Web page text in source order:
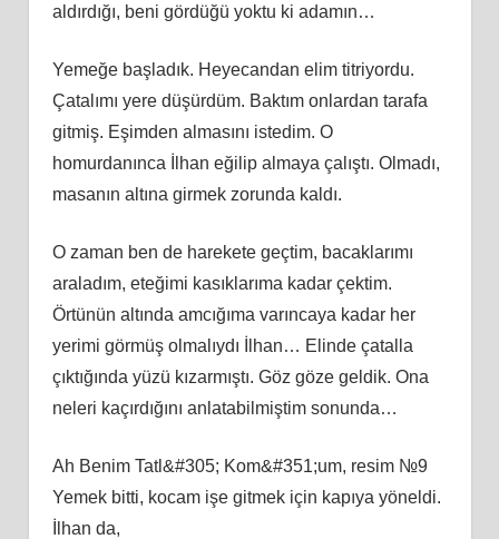
aldırdığı, beni gördüğü yoktu ki adamın…
Yemeğe başladık. Heyecandan elim titriyordu.
Çatalımı yere düşürdüm. Baktım onlardan tarafa
gitmiş. Eşimden almasını istedim. O
homurdanınca İlhan eğilip almaya çalıştı. Olmadı,
masanın altına girmek zorunda kaldı.
O zaman ben de harekete geçtim, bacaklarımı
araladım, eteğimi kasıklarıma kadar çektim.
Örtünün altında amcığıma varıncaya kadar her
yerimi görmüş olmalıydı İlhan… Elinde çatalla
çıktığında yüzü kızarmıştı. Göz göze geldik. Ona
neleri kaçırdığını anlatabilmiştim sonunda…
Ah Benim Tatl&#305; Kom&#351;um, resim №9
Yemek bitti, kocam işe gitmek için kapıya yöneldi.
İlhan da,